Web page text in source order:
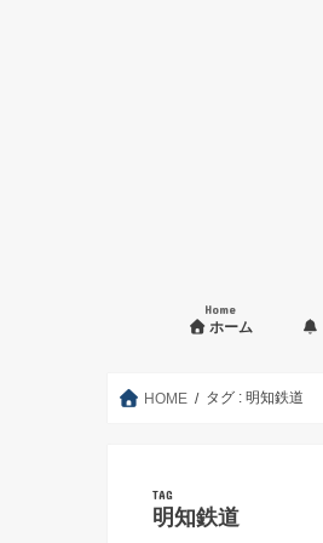
Home
ホーム
HOME タグ : 明知鉄道
TAG
明知鉄道